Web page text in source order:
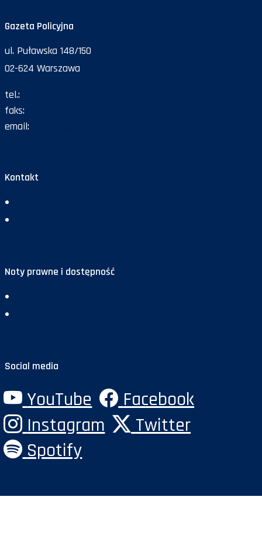
Gazeta Policyjna
ul. Puławska 148/150
02-624 Warszawa
tel.:
faks:
email:
Kontakt
Noty prawne i dostępność
Social media
YouTube
Facebook
Instagram
Twitter
Spotify